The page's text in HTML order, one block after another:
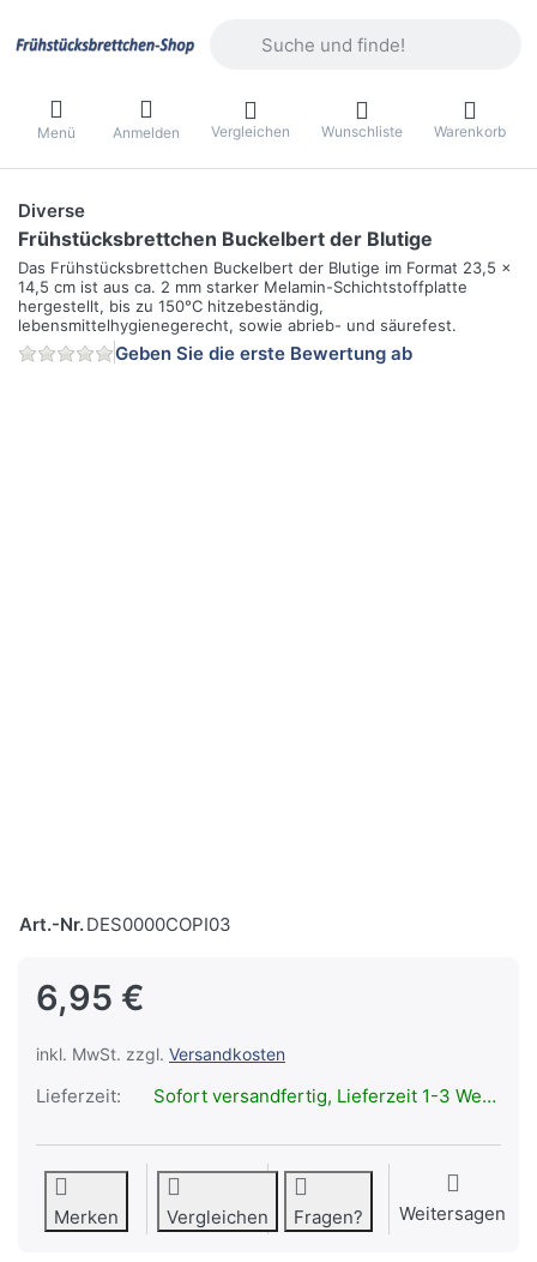
Menü Anmelden Vergleichen Wunschliste Warenkorb
Diverse
Frühstücksbrettchen Buckelbert der Blutige
Das Frühstücksbrettchen Buckelbert der Blutige im Format 23,5 x
14,5 cm ist aus ca. 2 mm starker Melamin-Schichtstoffplatte
hergestellt, bis zu 150°C hitzebeständig,
lebensmittelhygienegerecht, sowie abrieb- und säurefest.
Geben Sie die erste Bewertung ab
Art.-Nr.DES0000COPI03
6,95 €
inkl. MwSt. zzgl. Versandkosten
Lieferzeit: Sofort versandfertig, Lieferzeit 1-3 Werktage.
Merken Vergleichen Fragen? Weitersagen